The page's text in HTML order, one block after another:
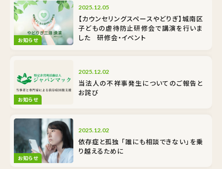
お知らせ
2025.12.05
【カウンセリングスペースやどりぎ】城南区
子どもの虐待防止研修会で講演を行いま
した 研修会・イベント
お知らせ
2025.12.02
当法人の不祥事発生についてのご報告と
お詫び
お知らせ
2025.12.02
依存症と孤独 「誰にも相談できない」を乗
り越えるために